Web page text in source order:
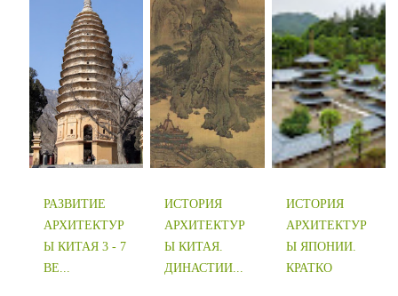
РАЗВИТИЕ
АРХИТЕКТУР
Ы КИТАЯ 3 - 7
ВЕ...
ИСТОРИЯ
АРХИТЕКТУР
Ы КИТАЯ.
ДИНАСТИИ...
ИСТОРИЯ
АРХИТЕКТУР
Ы ЯПОНИИ.
КРАТКО